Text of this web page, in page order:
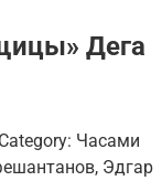
Дега
Часами
Эдгар